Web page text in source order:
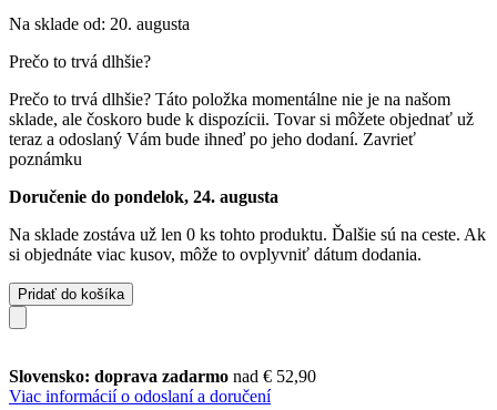
Na sklade od: 20. augusta
Prečo to trvá dlhšie?
Prečo to trvá dlhšie? Táto položka momentálne nie je na našom
sklade, ale čoskoro bude k dispozícii. Tovar si môžete objednať už
teraz a odoslaný Vám bude ihneď po jeho dodaní. Zavrieť
poznámku
Doručenie do pondelok, 24. augusta
Na sklade zostáva už len 0 ks tohto produktu. Ďalšie sú na ceste. Ak
si objednáte viac kusov, môže to ovplyvniť dátum dodania.
Pridať do košíka
Slovensko: doprava zadarmo nad € 52,90
Viac informácií o odoslaní a doručení